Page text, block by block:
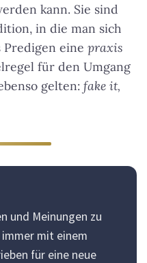
kann. Sie sind
in die man sich
Predigen eine praxis
für den Umgang
gelten: fake it,
und Meinungen zu
mit einem
für eine neue